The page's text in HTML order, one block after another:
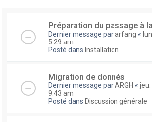
Préparation du passage à
Dernier message pararfang «
5:29 am
Posté dans Installation
Migration de donnés
Dernier message parARGH « jeu.
9:43 am
Posté dans Discussion générale